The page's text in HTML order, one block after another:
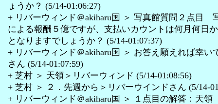
ょうか？ (5/14-01:06:27)
+ リバーウィンド＠akiharu国 ＞ 写真館質問２点目
による報酬５億ですが、支払いカウントは何月何日
となりますでしょうか？ (5/14-01:07:37)
+ リバーウィンド＠akiharu国 ＞ お答え願えれば幸い
さん (5/14-01:07:59)
+ 芝村 ＞ 天領＞リバーウィンド (5/14-01:08:56)
+ 芝村 ＞ ２．先週から＞リバーウインドさん (5/14-
+ リバーウィンド＠akiharu国 ＞ １点目の解答：天